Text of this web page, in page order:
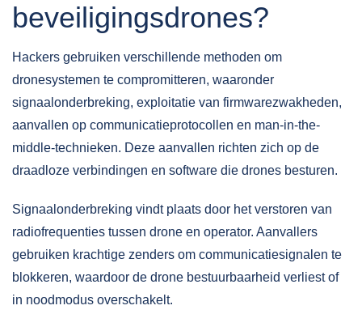
beveiligingsdrones?
Hackers gebruiken verschillende methoden om
dronesystemen te compromitteren, waaronder
signaalonderbreking, exploitatie van firmwarezwakheden,
aanvallen op communicatieprotocollen en man-in-the-
middle-technieken. Deze aanvallen richten zich op de
draadloze verbindingen en software die drones besturen.
Signaalonderbreking vindt plaats door het verstoren van
radiofrequenties tussen drone en operator. Aanvallers
gebruiken krachtige zenders om communicatiesignalen te
blokkeren, waardoor de drone bestuurbaarheid verliest of
in noodmodus overschakelt.